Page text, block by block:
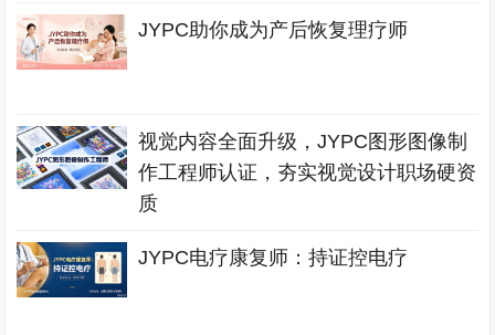
JYPC助你成为产后恢复理疗师
视觉内容全面升级，JYPC图形图像制
作工程师认证，夯实视觉设计职场硬资
质
JYPC电疗康复师：持证控电疗